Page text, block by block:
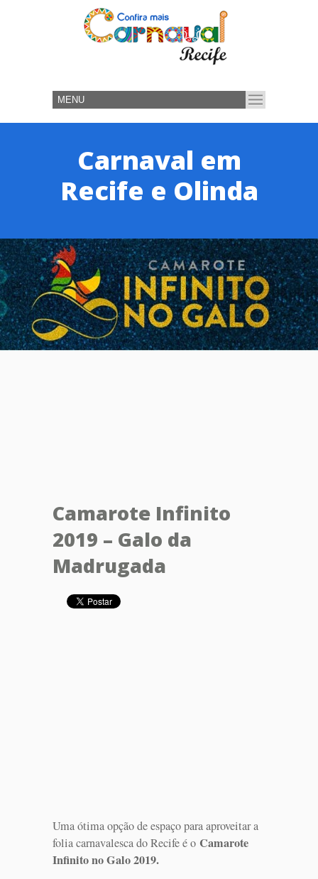
Carnaval em
Recife e Olinda
Camarote Infinito
2019 – Galo da
Madrugada
Uma ótima opção de espaço para aproveitar a
folia carnavalesca do Recife é o Camarote
Infinito no Galo 2019.